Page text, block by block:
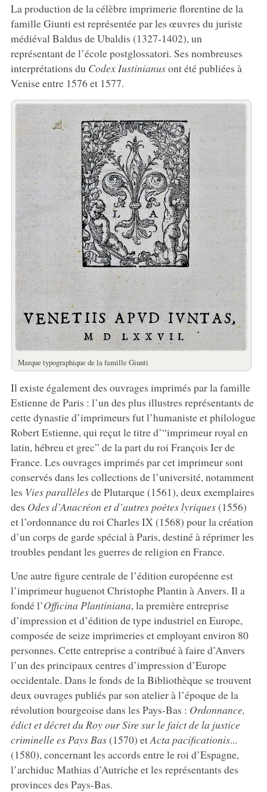
La production de la célèbre imprimerie florentine de la
famille Giunti est représentée par les œuvres du juriste
médiéval Baldus de Ubaldis (1327-1402), un
représentant de l’école postglossatori. Ses nombreuses
interprétations du Codex Iustinianusont été publiées à
Venise entre 1576 et 1577.
Marque typographique de la famille Giunti
Il existe également des ouvrages imprimés par la famille
Estienne de Paris : l’un des plus illustres représentants de
cette dynastie d’imprimeurs fut l’humaniste et philologue
Robert Estienne, qui reçut le titre d’“imprimeur royal en
latin, hébreu et grec” de la part du roi François Ier de
France. Les ouvrages imprimés par cet imprimeur sont
conservés dans les collections de l’université, notamment
les Vies parallèlesde Plutarque (1561), deux exemplaires
des Odes d’Anacréon et d’autres poètes lyriques(1556)
et l’ordonnance du roi Charles IX (1568) pour la création
d’un corps de garde spécial à Paris, destiné à réprimer les
troubles pendant les guerres de religion en France.
Une autre figure centrale de l’édition européenne est
l’imprimeur huguenot Christophe Plantin à Anvers. Il a
fondé l’Officina Plantiniana, la première entreprise
d’impression et d’édition de type industriel en Europe,
composée de seize imprimeries et employant environ 80
personnes. Cette entreprise a contribué à faire d’Anvers
l’un des principaux centres d’impression d’Europe
occidentale. Dans le fonds de la Bibliothèque se trouvent
deux ouvrages publiés par son atelier à l’époque de la
révolution bourgeoise dans les Pays-Bas : Ordonnance,
édict et décret du Roy our Sire sur le faict de la justice
criminelle es Pays Bas(1570) etActa pacificationis...
(1580), concernant les accords entre le roi d’Espagne,
l’archiduc Mathias d’Autriche et les représentants des
provinces des Pays-Bas.